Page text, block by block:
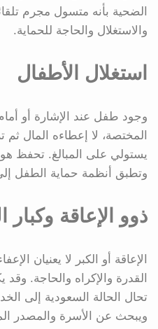
الضحية بأنه متسول مجرم
والاستغلال والحاجة للحماية.
استغلال الأطفال
وجود طفل عند الإشارة أو
المختصة، لا إعطاءه المال
يستولي على المبالغ. تحفظ
وتطبق أنظمة حماية الطفل
ذوو الإعاقة وكبار
الإعاقة أو الكبر لا يعنيان
القدرة والإكراه والحاجة.
تحال الحالة السعودية إلى
ويبحث عن الأسرة والمصدر